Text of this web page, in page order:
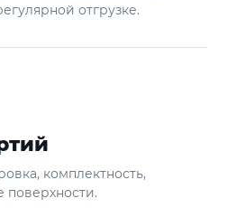
отгрузке.
комплектность,
поверхности.